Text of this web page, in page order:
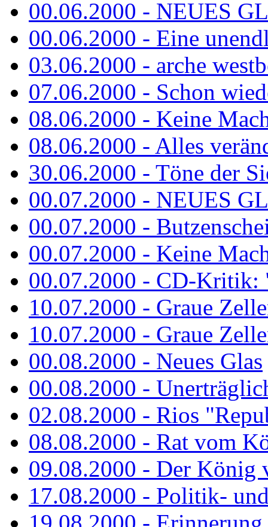
00.06.2000 - NEUES
00.06.2000 - Eine
03.06.2000 - arche
07.06.2000 - Schon
08.06.2000 - Keine
08.06.2000 - Alles
30.06.2000 - Töne der
00.07.2000 - NEUES
00.07.2000 -
00.07.2000 - Keine
00.07.2000 - CD-Kritik:
10.07.2000 - Graue
10.07.2000 - Graue
00.08.2000 - Neues Glas
00.08.2000 -
02.08.2000 - Rios
08.08.2000 - Rat vom
09.08.2000 - Der König
17.08.2000 - Politik-